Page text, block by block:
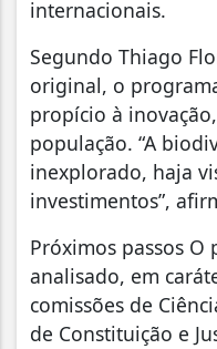
internacionais.
Segundo Thiago
original, o
propício à
população. “A
inexplorado, haja
investimentos”,
Próximos passos
analisado, em
comissões de
de Constituição e